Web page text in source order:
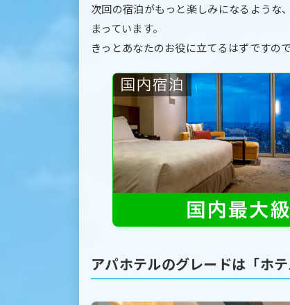
次回の宿泊がもっと楽しみになるような
まっています。
きっとあなたのお役に立てるはずですの
アパホテルのグレードは「ホ